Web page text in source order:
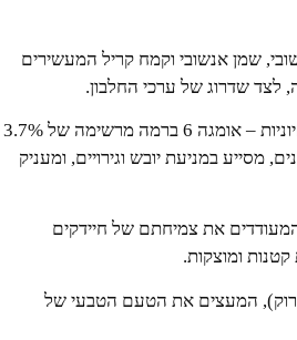
שמן אנשובי וקמח קריל המעשירים
שדרוג של ערכי החלבון.
מועשר בחומצות שומן חיוניות – אומגה 6 ברמה מרשימה של 3.7%
מבפנים, מסייע במניעת יובש וגירויים, ומעניק
את צמיחתם של חיידקים
קטנות ומוצקות.
המעצים את הטעם הטבעי של